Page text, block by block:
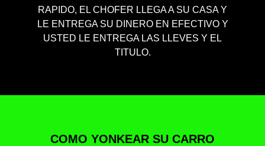
RAPIDO, EL CHOFER LLEGA A SU CASA Y
LE ENTREGA SU DINERO EN EFECTIVO Y
USTED LE ENTREGA LAS LLEVES Y EL
TITULO.
COMO YONKEAR SU CARRO